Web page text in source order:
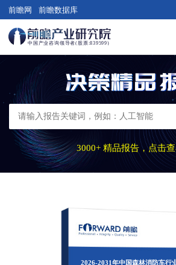
前瞻网 前瞻数据库
3000+ 精品报告，点击
2026-2031年中国森林消防车行